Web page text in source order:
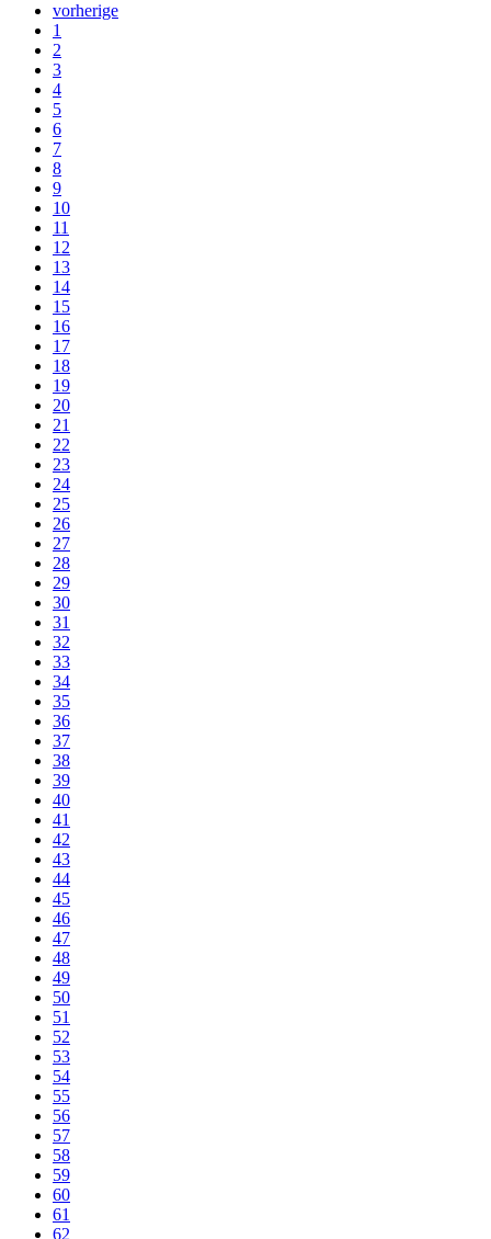
vorherige
1
2
3
4
5
6
7
8
9
10
11
12
13
14
15
16
17
18
19
20
21
22
23
24
25
26
27
28
29
30
31
32
33
34
35
36
37
38
39
40
41
42
43
44
45
46
47
48
49
50
51
52
53
54
55
56
57
58
59
60
61
62